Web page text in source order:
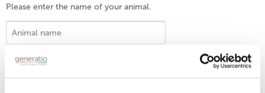
Please enter the name of your animal.
Add to